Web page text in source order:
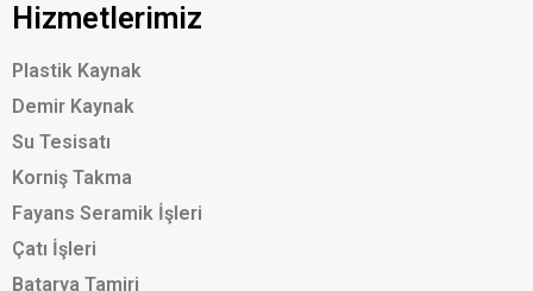
Hizmetlerimiz
Plastik Kaynak
Demir Kaynak
Su Tesisatı
Korniş Takma
Fayans Seramik İşleri
Çatı İşleri
Batarya Tamiri